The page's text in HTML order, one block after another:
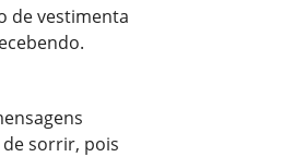
de vestimenta
sorrir, pois